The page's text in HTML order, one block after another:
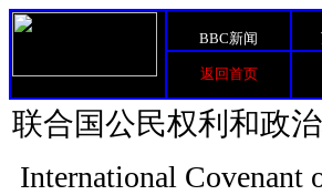
BBC新闻
返回首页
联合国公民权利和政
International